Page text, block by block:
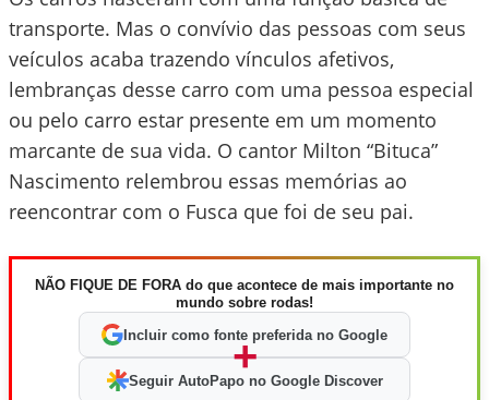
transporte. Mas o convívio das pessoas com seus
veículos acaba trazendo vínculos afetivos,
lembranças desse carro com uma pessoa especial
ou pelo carro estar presente em um momento
marcante de sua vida. O cantor Milton “Bituca”
Nascimento relembrou essas memórias ao
reencontrar com o Fusca que foi de seu pai.
NÃO FIQUE DE FORA do que acontece de mais importante no
mundo sobre rodas!
Incluir como fonte preferida no Google
+
Seguir AutoPapo no Google Discover